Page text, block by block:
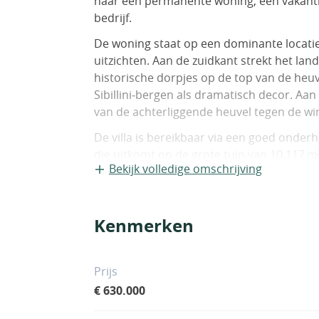
bedrijf.
De woning staat op een dominante
uitzichten. Aan de zuidkant strekt het
historische dorpjes op de top van de
Sibillini‑bergen als dramatisch decor.
van de achterliggende heuvel tegen de
De villa is bereikbaar via een goed
niveaus, open grasvelden en een
Het hoofdgebouw, met de woning,
sindsdien continu verbeterd en
zwembad. De villa biedt ongeveer 290
plus een mezzanine, met daarnaast een
Bekijk volledige omschrijving
Kenmerken
Prijs
€ 630.000